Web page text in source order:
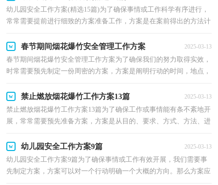
幼儿园安全工作方案(精选15篇)为了确保事情或工作科学有序进行，
常常需要提前进行细致的方案准备工作，方案是在案前得出的方法计
春节期间烟花爆竹安全管理工作方案 2025-03-13
春节期间烟花爆竹安全管理工作方案为了确保我们的努力取得实效，
时常需要预先制定一份周密的方案，方案是阐明行动的时间，地点，
禁止燃放烟花爆竹工作方案13篇 2025-03-13
禁止燃放烟花爆竹工作方案13篇为了确保工作或事情能有条不紊地开
展，常常需要预先准备方案，方案是从目的、要求、方式、方法、进
幼儿园安全工作方案9篇 2025-03-13
幼儿园安全工作方案9篇为了确保事情或工作有效开展，我们需要事
先制定方案，方案可以对一个行动明确一个大概的方向。那么方案应